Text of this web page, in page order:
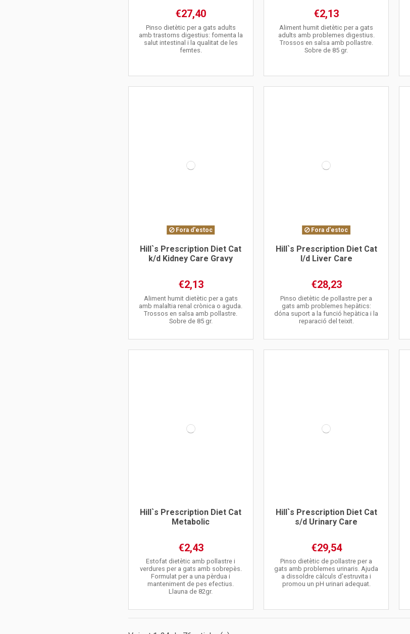
€27,40
Pinso dietètic per a gats adults
amb trastorns digestius: fomenta la
salut intestinal i la qualitat de les
femtes.
€2,13
Aliment humit dietètic per a gats
adults amb problemes digestius.
Trossos en salsa amb pollastre.
Sobre de 85 gr.
Fora d'estoc
Hill`s Prescription Diet Cat
k/d Kidney Care Gravy
€2,13
Aliment humit dietètic per a gats
amb malaltia renal crònica o aguda.
Trossos en salsa amb pollastre.
Sobre de 85 gr.
Fora d'estoc
Hill`s Prescription Diet Cat
l/d Liver Care
€28,23
Pinso dietètic de pollastre per a
gats amb problemes hepàtics:
dóna suport a la funció hepàtica i la
reparació del teixit.
Hill`s Prescription Diet Cat
Metabolic
€2,43
Estofat dietètic amb pollastre i
verdures per a gats amb sobrepès.
Formulat per a una pèrdua i
manteniment de pes efectius.
Llauna de 82gr.
Hill`s Prescription Diet Cat
s/d Urinary Care
€29,54
Pinso dietètic de pollastre per a
gats amb problemes urinaris. Ajuda
a dissoldre càlculs d'estruvita i
promou un pH urinari adequat.